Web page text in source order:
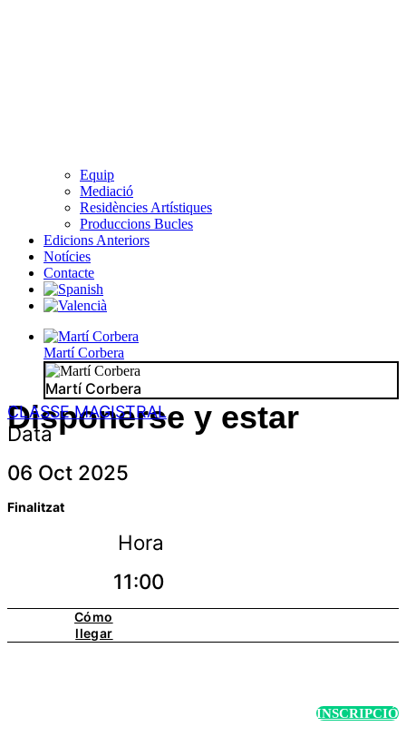
Equip
Mediació
Residències Artístiques
Produccions Bucles
Edicions Anteriors
Notícies
Contacte
Martí Corbera
Martí Corbera
Disponerse y estar
CLASSE MAGISTRAL
Data
06 Oct 2025
Finalitzat
Hora
11:00
Cómo
llegar
INSCRIPCIÓ